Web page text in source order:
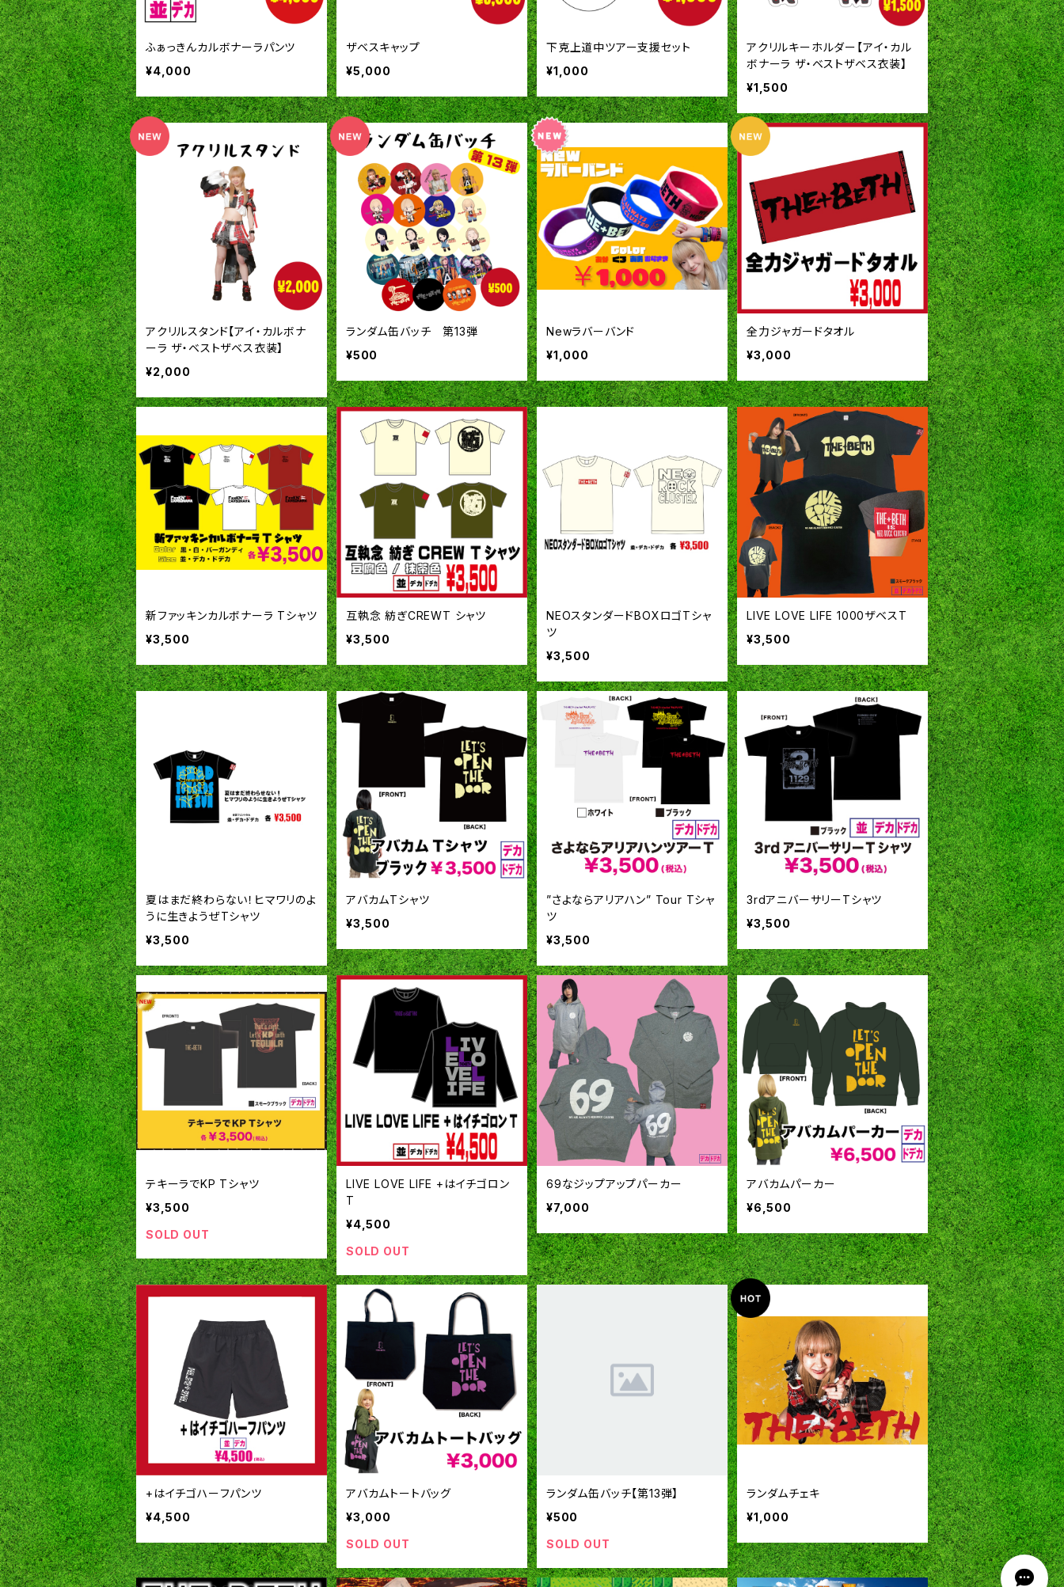
ふぁっきんカルボナーラパンツ
¥4,000
ザベスキャップ
¥5,000
下克上道中ツアー支援セット
¥1,000
アクリルキーホルダー【アイ・カル
ボナーラ ザ・ベストザベス衣装】
¥1,500
アクリルスタンド【アイ・カルボナ
ーラ ザ・ベストザベス衣装】
¥2,000
ランダム缶バッチ 第13弾
¥500
Newラバーバンド
¥1,000
全力ジャガードタオル
¥3,000
新ファッキンカルボナーラ Tシャツ
¥3,500
互執念 紡ぎCREWT シャツ
¥3,500
NEOスタンダードBOXロゴTシャ
ツ
¥3,500
LIVE LOVE LIFE 1000ザベスT
¥3,500
夏はまだ終わらない！ヒマワリのよ
うに生きようぜTシャツ
¥3,500
アバカムTシャツ
¥3,500
”さよならアリアハン” Tour Tシャ
ツ
¥3,500
3rdアニバーサリーTシャツ
¥3,500
テキーラでKP Tシャツ
¥3,500
SOLD OUT
LIVE LOVE LIFE +はイチゴロン
T
¥4,500
SOLD OUT
69なジップアップパーカー
¥7,000
アバカムパーカー
¥6,500
+はイチゴハーフパンツ
¥4,500
アバカムトートバッグ
¥3,000
SOLD OUT
ランダム缶バッチ【第13弾】
¥500
SOLD OUT
ランダムチェキ
¥1,000